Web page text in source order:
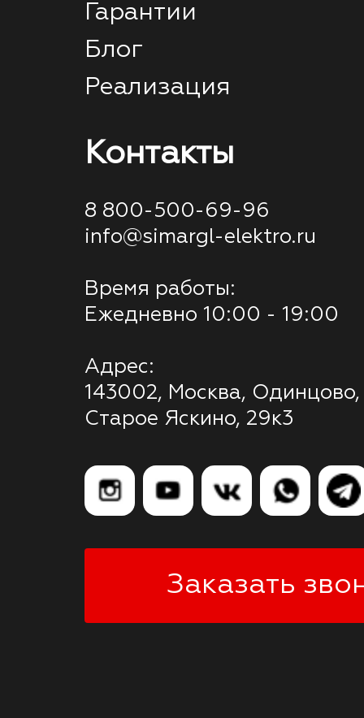
Гарантии
Блог
Реализация
Контакты
8 800-500-69-96
info@simargl-elektro.ru
Время работы:
Ежедневно 10:00 - 19:00
Адрес:
143002, Москва, Одинцово,
Старое Яскино, 29к3
Заказать